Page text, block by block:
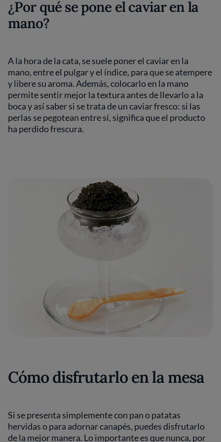
¿Por qué se pone el caviar en la
mano?
A la hora de la cata, se suele poner el caviar en la
mano, entre el pulgar y el índice, para que se atempere
y libere su aroma. Además, colocarlo en la mano
permite sentir mejor la textura antes de llevarlo a la
boca y así saber si se trata de un caviar fresco: si las
perlas se pegotean entre sí, significa que el producto
ha perdido frescura.
Cómo disfrutarlo en la mesa
Si se presenta simplemente con pan o patatas
hervidas o para adornar canapés, puedes disfrutarlo
de la mejor manera. Lo importante es que nunca, por